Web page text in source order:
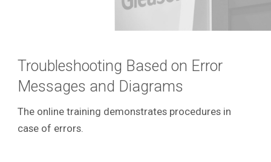
Troubleshooting Based on Error
Messages and Diagrams
The online training demonstrates procedures in
case of errors.